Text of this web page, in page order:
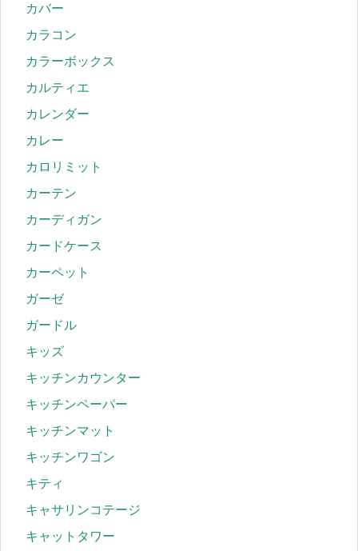
カバー
カラコン
カラーボックス
カルティエ
カレンダー
カレー
カロリミット
カーテン
カーディガン
カードケース
カーペット
ガーゼ
ガードル
キッズ
キッチンカウンター
キッチンペーパー
キッチンマット
キッチンワゴン
キティ
キャサリンコテージ
キャットタワー